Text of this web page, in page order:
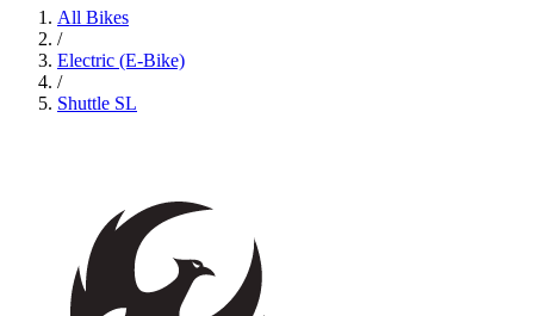
All Bikes
/
Electric (E-Bike)
/
Shuttle SL